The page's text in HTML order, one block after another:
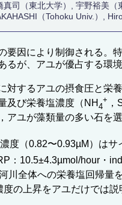
司（東北大学）, 宇野裕美（
（Tohoku Univ.）,
因により制御される。
が、アユが優占する環
するアユの摂食圧と栄
及び栄養塩濃度（NH 4
+
ユが藻類量の多い石を
（0.82〜0.93µM）はサ
：10.5±4.3µmol/hour・
全体への栄養塩回帰量
度の上昇をアユだけでは